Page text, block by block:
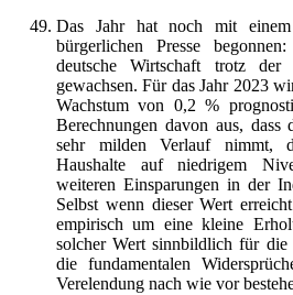
Das Jahr hat noch mit
bürgerlichen Presse
deutsche Wirtschaft trotz
gewachsen. Für das Jahr 2023
Wachstum von 0,2 %
Berechnungen davon aus,
sehr milden Verlauf nimmt,
Haushalte auf niedrigem
weiteren Einsparungen in der
Selbst wenn dieser Wert
empirisch um eine kleine
solcher Wert sinnbildlich für die
die fundamentalen
Verelendung nach wie vor